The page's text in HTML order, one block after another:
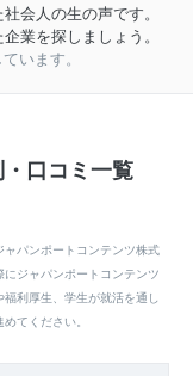
会人の生の声です。
業を探しましょう。
います。
口コミ一覧
パンポートコンテンツ株式
ジャパンポートコンテンツ
利厚生、学生が就活を通し
てください。